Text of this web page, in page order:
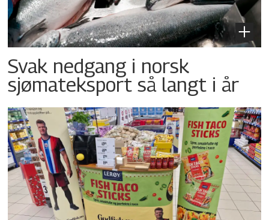
Svak nedgang i norsk
sjømateksport så langt i år